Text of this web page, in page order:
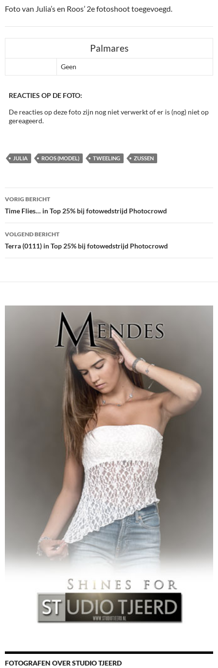
Foto van Julia’s en Roos’ 2e fotoshoot toegevoegd.
Palmares
Geen
REACTIES OP DE FOTO:
De reacties op deze foto zijn nog niet verwerkt of er is (nog) niet op
gereageerd.
JULIA ROOS (MODEL) TWEELING ZUSSEN
Bericht
navigatie
VORIG BERICHT
Time Flies… in Top 25% bij fotowedstrijd Photocrowd
VOLGEND BERICHT
Terra (0111) in Top 25% bij fotowedstrijd Photocrowd
FOTOGRAFEN OVER STUDIO TJEERD